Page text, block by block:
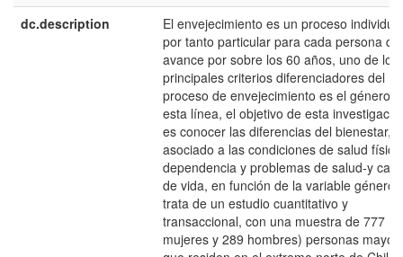
dc.description
El envejecimiento es un proceso
por tanto particular para cada persona
avance por sobre los 60 años, uno de los
principales criterios diferenciadores del
proceso de envejecimiento es el género.
esta línea, el objetivo de esta
es conocer las diferencias del bienestar,
asociado a las condiciones de salud
dependencia y problemas de salud-y
de vida, en función de la variable género.
trata de un estudio cuantitativo y
transaccional, con una muestra de 777
mujeres y 289 hombres) personas